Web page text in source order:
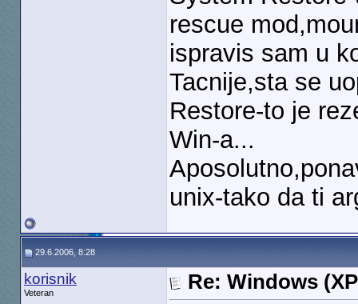
rescue
ispravis sam u
Tacnije,sta se
Restore-to je
Win-a...
unix-tako da ti
29.6.2006, 8:28
korisnik
Veteran
Re: Windows